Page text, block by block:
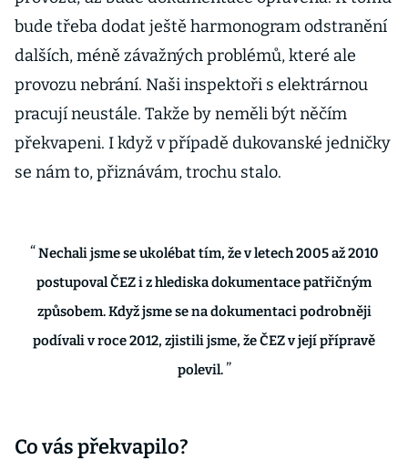
bude třeba dodat ještě harmonogram odstranění
dalších, méně závažných problémů, které ale
provozu nebrání. Naši inspektoři s elektrárnou
pracují neustále. Takže by neměli být něčím
překvapeni. I když v případě dukovanské jedničky
se nám to, přiznávám, trochu stalo.
Nechali jsme se ukolébat tím, že v letech 2005 až 2010
postupoval ČEZ i z hlediska dokumentace patřičným
způsobem. Když jsme se na dokumentaci podrobněji
podívali v roce 2012, zjistili jsme, že ČEZ v její přípravě
polevil.
Co vás překvapilo?